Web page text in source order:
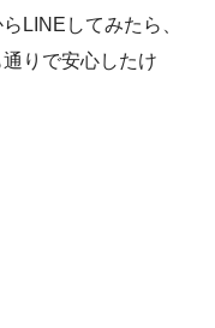
LINEしてみたら、
りで安心したけ